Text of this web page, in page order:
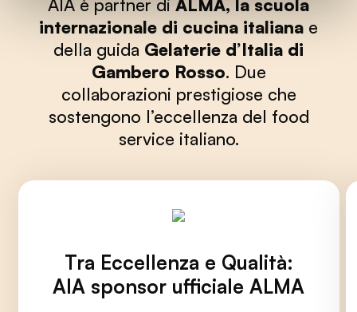
AIA è partner di ALMA, la scuola
internazionale di cucina italiana e
della guida Gelaterie d’Italia di
Gambero Rosso. Due
collaborazioni prestigiose che
sostengono l’eccellenza del food
service italiano.
Tra Eccellenza e Qualità:
AIA sponsor ufficiale ALMA